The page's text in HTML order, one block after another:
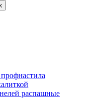
распашные